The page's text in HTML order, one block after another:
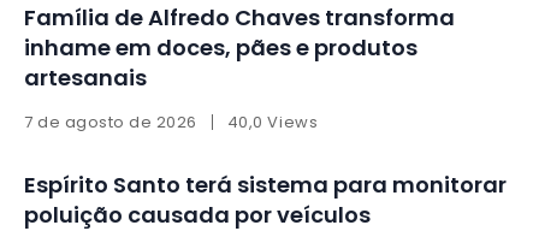
Família de Alfredo Chaves transforma
inhame em doces, pães e produtos
artesanais
7 de agosto de 2026 40,0 Views
Espírito Santo terá sistema para monitorar
poluição causada por veículos